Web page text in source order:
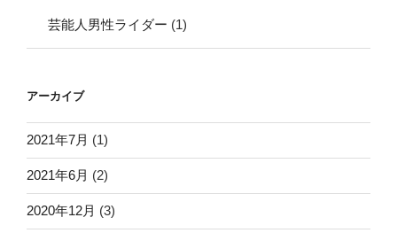
芸能人男性ライダー (1)
アーカイブ
2021年7月 (1)
2021年6月 (2)
2020年12月 (3)